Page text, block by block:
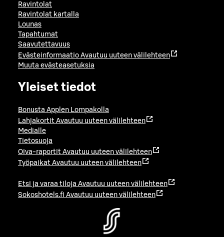
Ravintolat
Ravintolat kartalla
Lounas
Tapahtumat
Saavutettavuus
Evästeinformaatio Avautuu uuteen välilehteen
Muuta evästeasetuksia
Yleiset tiedot
Bonusta Applen Lompakolla
Lahjakortit Avautuu uuteen välilehteen
Medialle
Tietosuoja
Oiva-raportit Avautuu uuteen välilehteen
Työpaikat Avautuu uuteen välilehteen
Etsi ja varaa tiloja Avautuu uuteen välilehteen
Sokoshotels.fi Avautuu uuteen välilehteen